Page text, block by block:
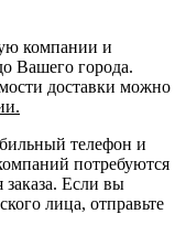
компании и
Вашего города.
доставки можно
телефон и
потребуются
Если вы
лица, отправьте